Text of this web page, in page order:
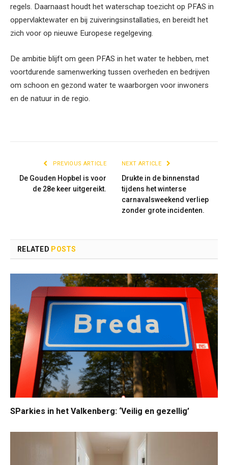
regels. Daarnaast houdt het waterschap toezicht op PFAS in
oppervlaktewater en bij zuiveringsinstallaties, en bereidt het
zich voor op nieuwe Europese regelgeving.
De ambitie blijft om geen PFAS in het water te hebben, met
voortdurende samenwerking tussen overheden en bedrijven
om schoon en gezond water te waarborgen voor inwoners
en de natuur in de regio.
PREVIOUS ARTICLE
De Gouden Hopbel is voor
de 28e keer uitgereikt.
NEXT ARTICLE
Drukte in de binnenstad
tijdens het winterse
carnavalsweekend verliep
zonder grote incidenten.
RELATED POSTS
SParkies in het Valkenberg: ‘Veilig en gezellig’